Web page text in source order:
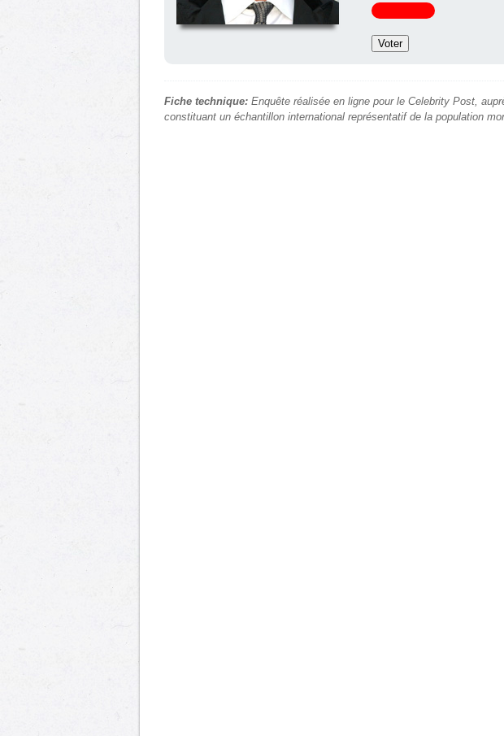
Fiche technique: Enquête réalisée en ligne pour le Celebrity Post,
constituant un échantillon international représentatif de la population